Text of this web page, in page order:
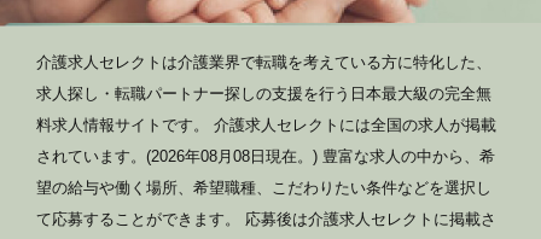
介護求人セレクトは介護業界で転職を考えている方に特化した、
求人探し・転職パートナー探しの支援を行う日本最大級の完全無
料求人情報サイトです。 介護求人セレクトには全国の求人が掲載
されています。(2026年08月08日現在。) 豊富な求人の中から、希
望の給与や働く場所、希望職種、こだわりたい条件などを選択し
て応募することができます。 応募後は介護求人セレクトに掲載さ